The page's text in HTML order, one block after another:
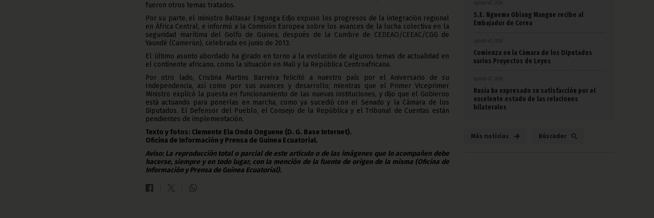
fueron otros temas tratados.
Por su parte, el ministro Baltasar Engonga Edjo expuso los progresos de la integración regional
en África Central, e informó a la Comisión Europea sobre los avances de la lucha colectiva en la
seguridad marítima del Golfo de Guinea, después de la Cumbre de CEDEAO/CEEAC/CGG de
Yaundé (Camerún), celebrada en junio de 2013.
El último asunto abordado ha girado en torno a la evolución de algunos temas de actualidad en
el continente africano, como la situación en Mali y la República Centroafricana.
Por otro lado, Cristina Martins Barreira felicitó a nuestro país por el Aniversario de su
Independencia, así como por sus avances y desarrollo; mientras que el Primer Viceprimer
Ministro explicó la puesta en funcionamiento de las nuevas instituciones, y dijo que el Gobierno
está actuando para ponerlas en marcha, como ya sucedió con el Senado y la Cámara de los
Diputados. El Defensor del Pueblo, el Consejo de la República y el Tribunal de Cuentas están
pendientes de implementación.
Texto y fotos: Clemente Ela Ondo Onguene (D. G. Base Internet).
Oficina de Información y Prensa de Guinea Ecuatorial.
Aviso: La reproducción total o parcial de este artículo o de las imágenes que lo acompañen debe
hacerse, siempre y en todo lugar, con la mención de la fuente de origen de la misma (Oficina de
Información y Prensa de Guinea Ecuatorial).
agosto 07, 2026
S.E. Nguema Obiang Mangue recibe al
Embajador de Corea
agosto 07, 2026
Comienza en la Cámara de los Diputados
varios Proyectos de Leyes
agosto 07, 2026
Rusia ha expresado su satisfacción por el
excelente estado de las relaciones
bilaterales
Más noticias Búscador